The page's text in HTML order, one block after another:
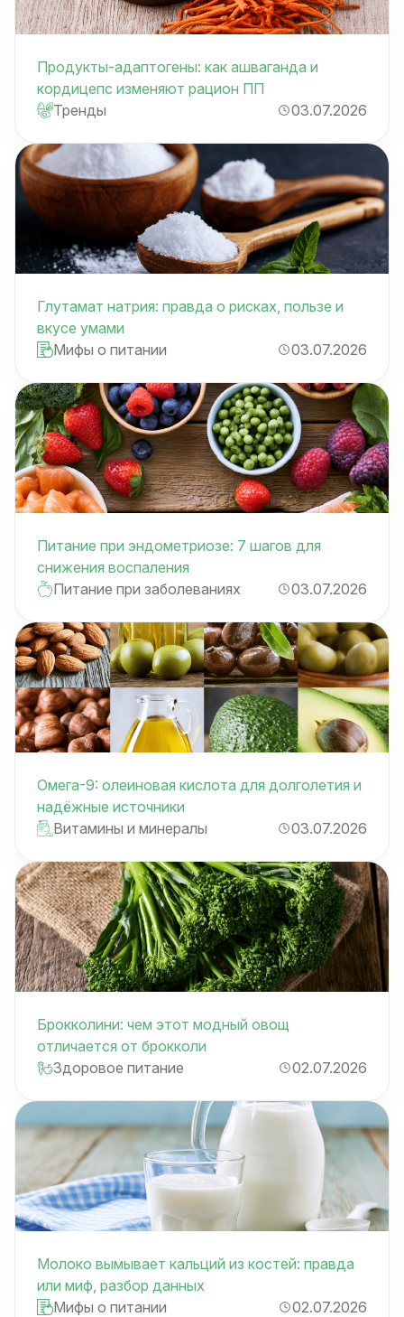
Продукты-адаптогены: как ашваганда и
кордицепс изменяют рацион ПП
Тренды
03.07.2026
Глутамат натрия: правда о рисках, пользе и
вкусе умами
Мифы о питании
03.07.2026
Питание при эндометриозе: 7 шагов для
снижения воспаления
Питание при заболеваниях
03.07.2026
Омега-9: олеиновая кислота для долголетия и
надёжные источники
Витамины и минералы
03.07.2026
Брокколини: чем этот модный овощ
отличается от брокколи
Здоровое питание
02.07.2026
Молоко вымывает кальций из костей: правда
или миф, разбор данных
Мифы о питании
02.07.2026